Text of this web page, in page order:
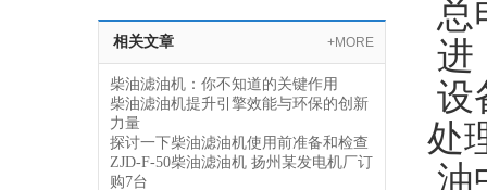
相关文章 +MORE
柴油滤油机：你不知道的关键作用
柴油滤油机提升引擎效能与环保的创新
力量
探讨一下柴油滤油机使用前准备和检查
ZJD-F-50柴油滤油机 扬州某发电机厂订
购7台
总
进
设
处
油